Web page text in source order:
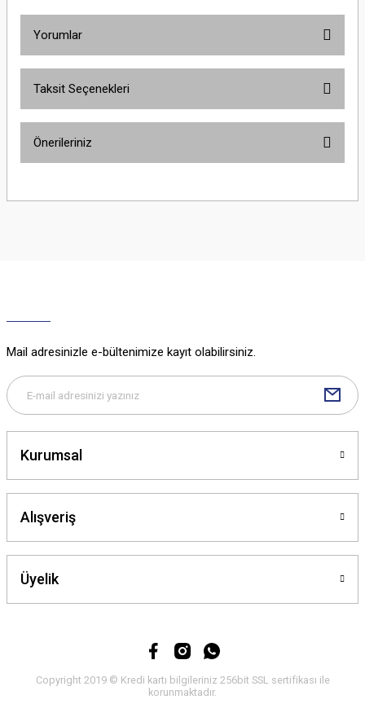
Yorumlar
Taksit Seçenekleri
Önerileriniz
yetersiz gördüğünüz noktaları öneri formunu kullanarak tarafımıza
Bu ürüne benzer farklı alternatifler olmalı.
Mail adresinizle e-bültenimize kayıt olabilirsiniz.
Kurumsal
Alışveriş
Üyelik
Copyright 2019 © Kredi kartı bilgileriniz 256bit SSL sertifikası ile
korunmaktadır.